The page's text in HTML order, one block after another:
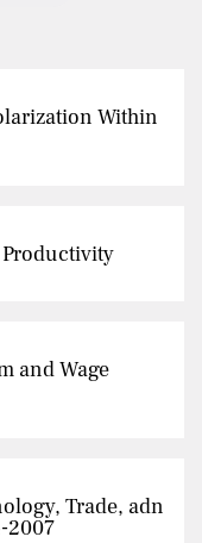
Within
Productivity
and Wage
Trade, adn
2007